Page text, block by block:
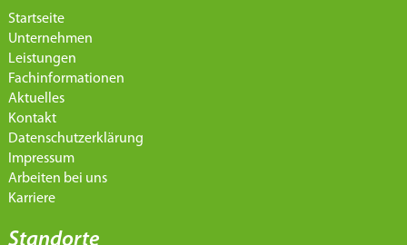
Startseite
Unternehmen
Leistungen
Fachinformationen
Aktuelles
Kontakt
Datenschutzerklärung
Impressum
Arbeiten bei uns
Karriere
Standorte